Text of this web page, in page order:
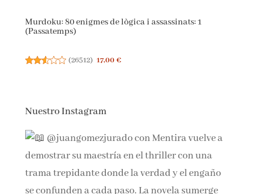
Murdoku: 80 enigmes de lògica i assassinats: 1
(Passatemps)
(26512) 17,00 €
Nuestro Instagram